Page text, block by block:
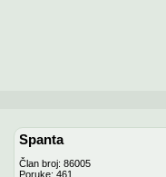
Spanta
Član broj: 86005
Poruke: 461